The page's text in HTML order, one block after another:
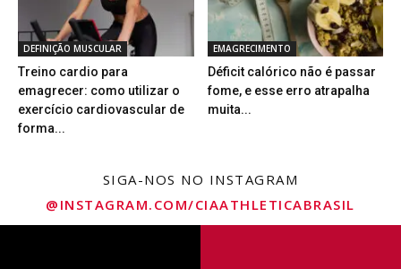
DEFINIÇÃO MUSCULAR
Treino cardio para
emagrecer: como utilizar o
exercício cardiovascular de
forma...
EMAGRECIMENTO
Déficit calórico não é passar
fome, e esse erro atrapalha
muita...
SIGA-NOS NO INSTAGRAM
@INSTAGRAM.COM/CIAATHLETICABRASIL